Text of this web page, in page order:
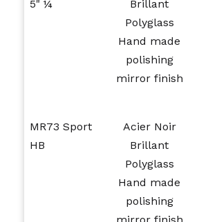
5" ¼
Brillant
Polyglass
Hand made
polishing
mirror finish
MR73 Sport
HB
Acier Noir
Brillant
Polyglass
Hand made
polishing